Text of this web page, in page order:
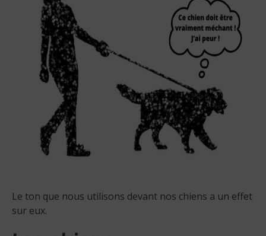
Le ton que nous utilisons devant nos chiens a un effet
sur eux.